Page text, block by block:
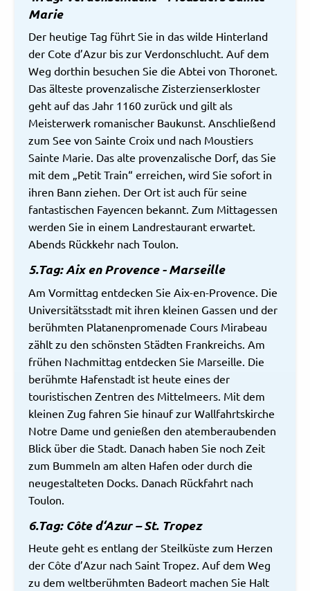
Marie
Der heutige Tag führt Sie in das wilde Hinterland
der Cote d’Azur bis zur Verdonschlucht. Auf dem
Weg dorthin besuchen Sie die Abtei von Thoronet.
Das älteste provenzalische Zisterzienserkloster
geht auf das Jahr 1160 zurück und gilt als
Meisterwerk romanischer Baukunst. Anschließend
zum See von Sainte Croix und nach Moustiers
Sainte Marie. Das alte provenzalische Dorf, das Sie
mit dem „Petit Train“ erreichen, wird Sie sofort in
ihren Bann ziehen. Der Ort ist auch für seine
fantastischen Fayencen bekannt. Zum Mittagessen
werden Sie in einem Landrestaurant erwartet.
Abends Rückkehr nach Toulon.
5.Tag: Aix en Provence - Marseille
Am Vormittag entdecken Sie Aix-en-Provence. Die
Universitätsstadt mit ihren kleinen Gassen und der
berühmten Platanenpromenade Cours Mirabeau
zählt zu den schönsten Städten Frankreichs. Am
frühen Nachmittag entdecken Sie Marseille. Die
berühmte Hafenstadt ist heute eines der
touristischen Zentren des Mittelmeers. Mit dem
kleinen Zug fahren Sie hinauf zur Wallfahrtskirche
Notre Dame und genießen den atemberaubenden
Blick über die Stadt. Danach haben Sie noch Zeit
zum Bummeln am alten Hafen oder durch die
neugestalteten Docks. Danach Rückfahrt nach
Toulon.
6.Tag: Côte d‘Azur – St. Tropez
Heute geht es entlang der Steilküste zum Herzen
der Côte d’Azur nach Saint Tropez. Auf dem Weg
zu dem weltberühmten Badeort machen Sie Halt